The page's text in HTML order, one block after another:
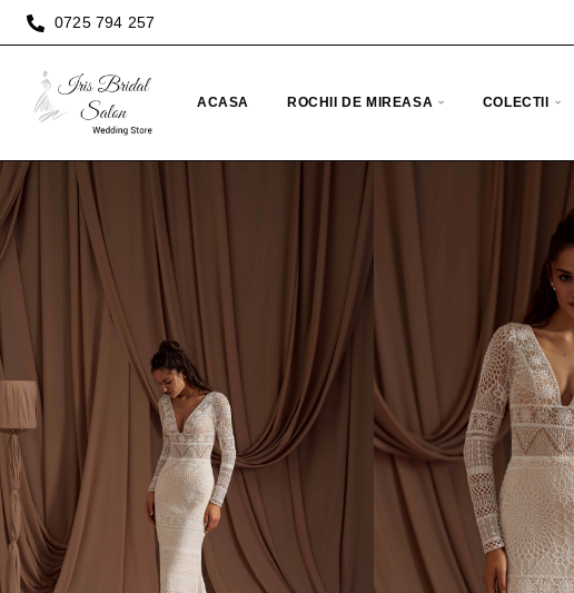
0725 794 257
ACASA ROCHII DE MIREASA COLECTII